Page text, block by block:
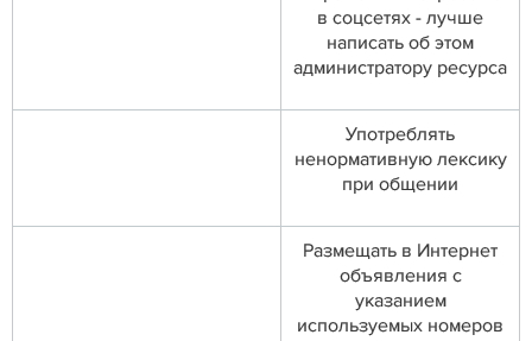
в соцсетях - лучше
написать об этом
администратору ресурса
Употреблять
ненормативную лексику
при общении
Размещать в Интернет
объявления с
указанием
используемых номеров